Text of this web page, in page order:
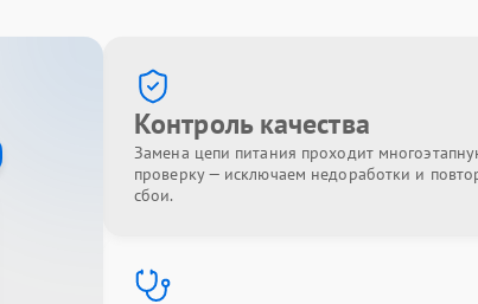
Контроль качества
Замена цепи питания проходит
проверку — исключаем недоработки и
сбои.